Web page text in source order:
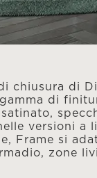
chiusura di
di
versioni a
Frame si
zone